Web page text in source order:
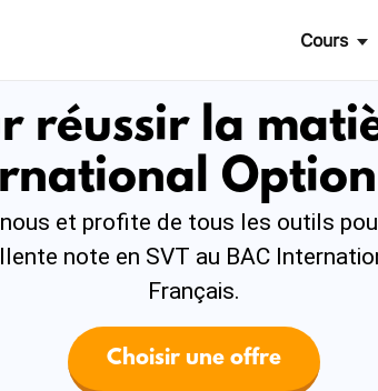
Cours
réussir la
et profite de tous les outils
note en SVT au BAC
Français.
Choisir une offrePhysique Chimie